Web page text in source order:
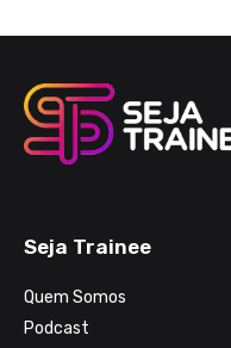
Seja Trainee
Quem Somos
Podcast